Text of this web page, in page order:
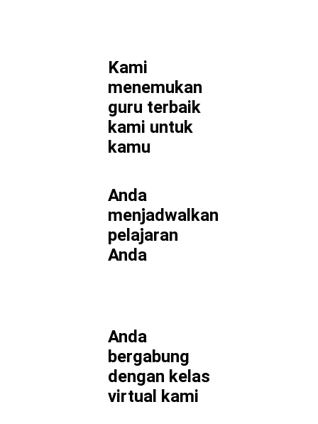
Kami
menemukan
guru terbaik
kami untuk
kamu
Anda
menjadwalkan
pelajaran
Anda
Anda
bergabung
dengan kelas
virtual kami